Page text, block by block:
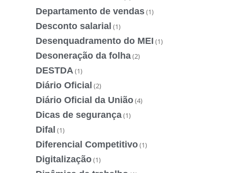
Departamento de vendas(1)
Desconto salarial (1)
Desenquadramento do MEI (1)
Desoneração da folha(2)
DESTDA (1)
Diário Oficial (2)
Diário Oficial da União(4)
Dicas de segurança(1)
Difal (1)
Diferencial Competitivo(1)
Digitalização(1)